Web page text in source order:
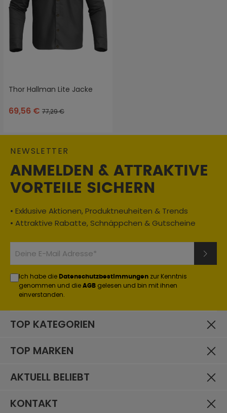
Thor Hallman Lite Jacke
69,56 € 77,29 €
NEWSLETTER
ANMELDEN & ATTRAKTIVE
VORTEILE SICHERN
• Exklusive Aktionen, Produktneuheiten & Trends
• Attraktive Rabatte, Schnäppchen & Gutscheine
Ich habe die Datenschutzbestimmungen zur Kenntnis
genommen und die AGB gelesen und bin mit ihnen
einverstanden.
TOP KATEGORIEN
TOP MARKEN
AKTUELL BELIEBT
KONTAKT